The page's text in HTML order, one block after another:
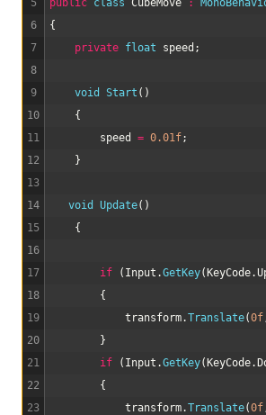
5
6
7
8
9
10
11
12
13
14
15
16
17
18
19
20
21
22
23
public class CubeMove :
{
private float speed ;
void Start ( )
{
speed
= 0.01f;
}
void Update( )
{
if ( Input .GetKey(KeyCode.
{
transform.Translate(0f
}
if
( Input .GetKey(KeyCode.
{
transform.Translate(0f